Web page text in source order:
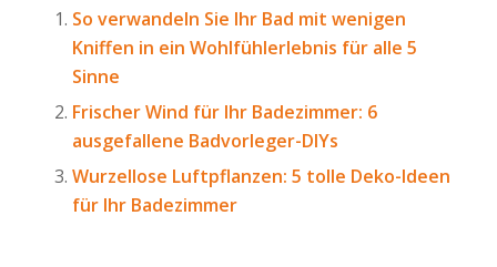
So verwandeln Sie Ihr Bad mit wenigen
Kniffen in ein Wohlfühlerlebnis für alle 5
Sinne
Frischer Wind für Ihr Badezimmer: 6
ausgefallene Badvorleger-DIYs
Wurzellose Luftpflanzen: 5 tolle Deko-Ideen
für Ihr Badezimmer